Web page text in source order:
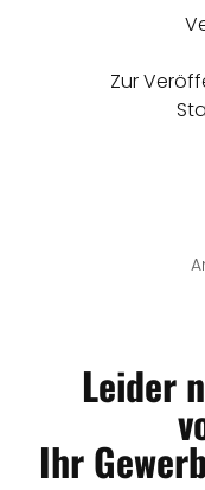
Zur
Leider
Ihr